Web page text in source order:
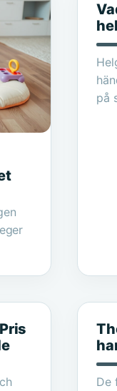
på
De